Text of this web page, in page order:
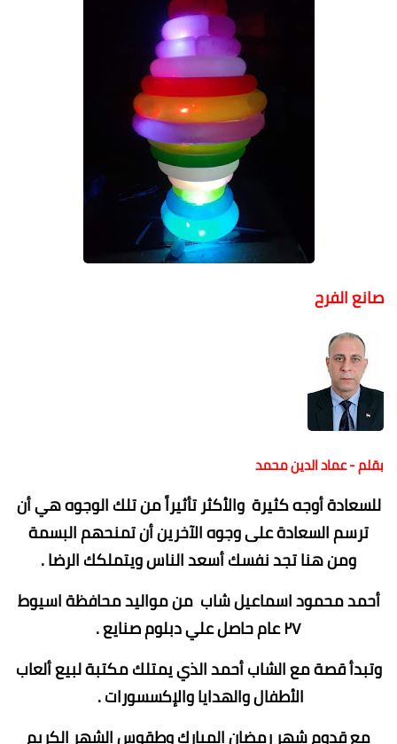
صانع الفرح
بقلم - عماد الدين محمد
للسعادة أوجه كثيرة والأكثر تأثيراً من تلك الوجوه هي أن
ترسم السعادة على وجوه الآخرين أن تمنحهم البسمة
ومن هنا تجد نفسك أسعد الناس ويتملكك الرضا .
أحمد محمود اسماعيل شاب من مواليد محافظة اسيوط
٢٧ عام حاصل علي دبلوم صنايع .
وتبدأ قصة مع الشاب أحمد الذي يمتلك مكتبة لبيع ألعاب
الأطفال والهدايا والإكسسورات .
مع قدوم شهر رمضان المبارك وطقوس الشهر الكريم